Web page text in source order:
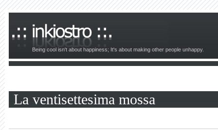
Being cool isn't about happiness; It's about making other people unhappy.
La ventisettesima mossa